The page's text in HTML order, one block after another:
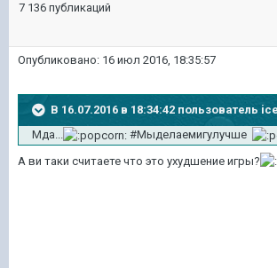
7 136 публикаций
Опубликовано: 16 июл 2016, 18:35:57
В 16.07.2016 в 18:34:42 пользователь
Мда...
#Мыделаемигулучше
А ви таки считаете что это ухудшение игры?